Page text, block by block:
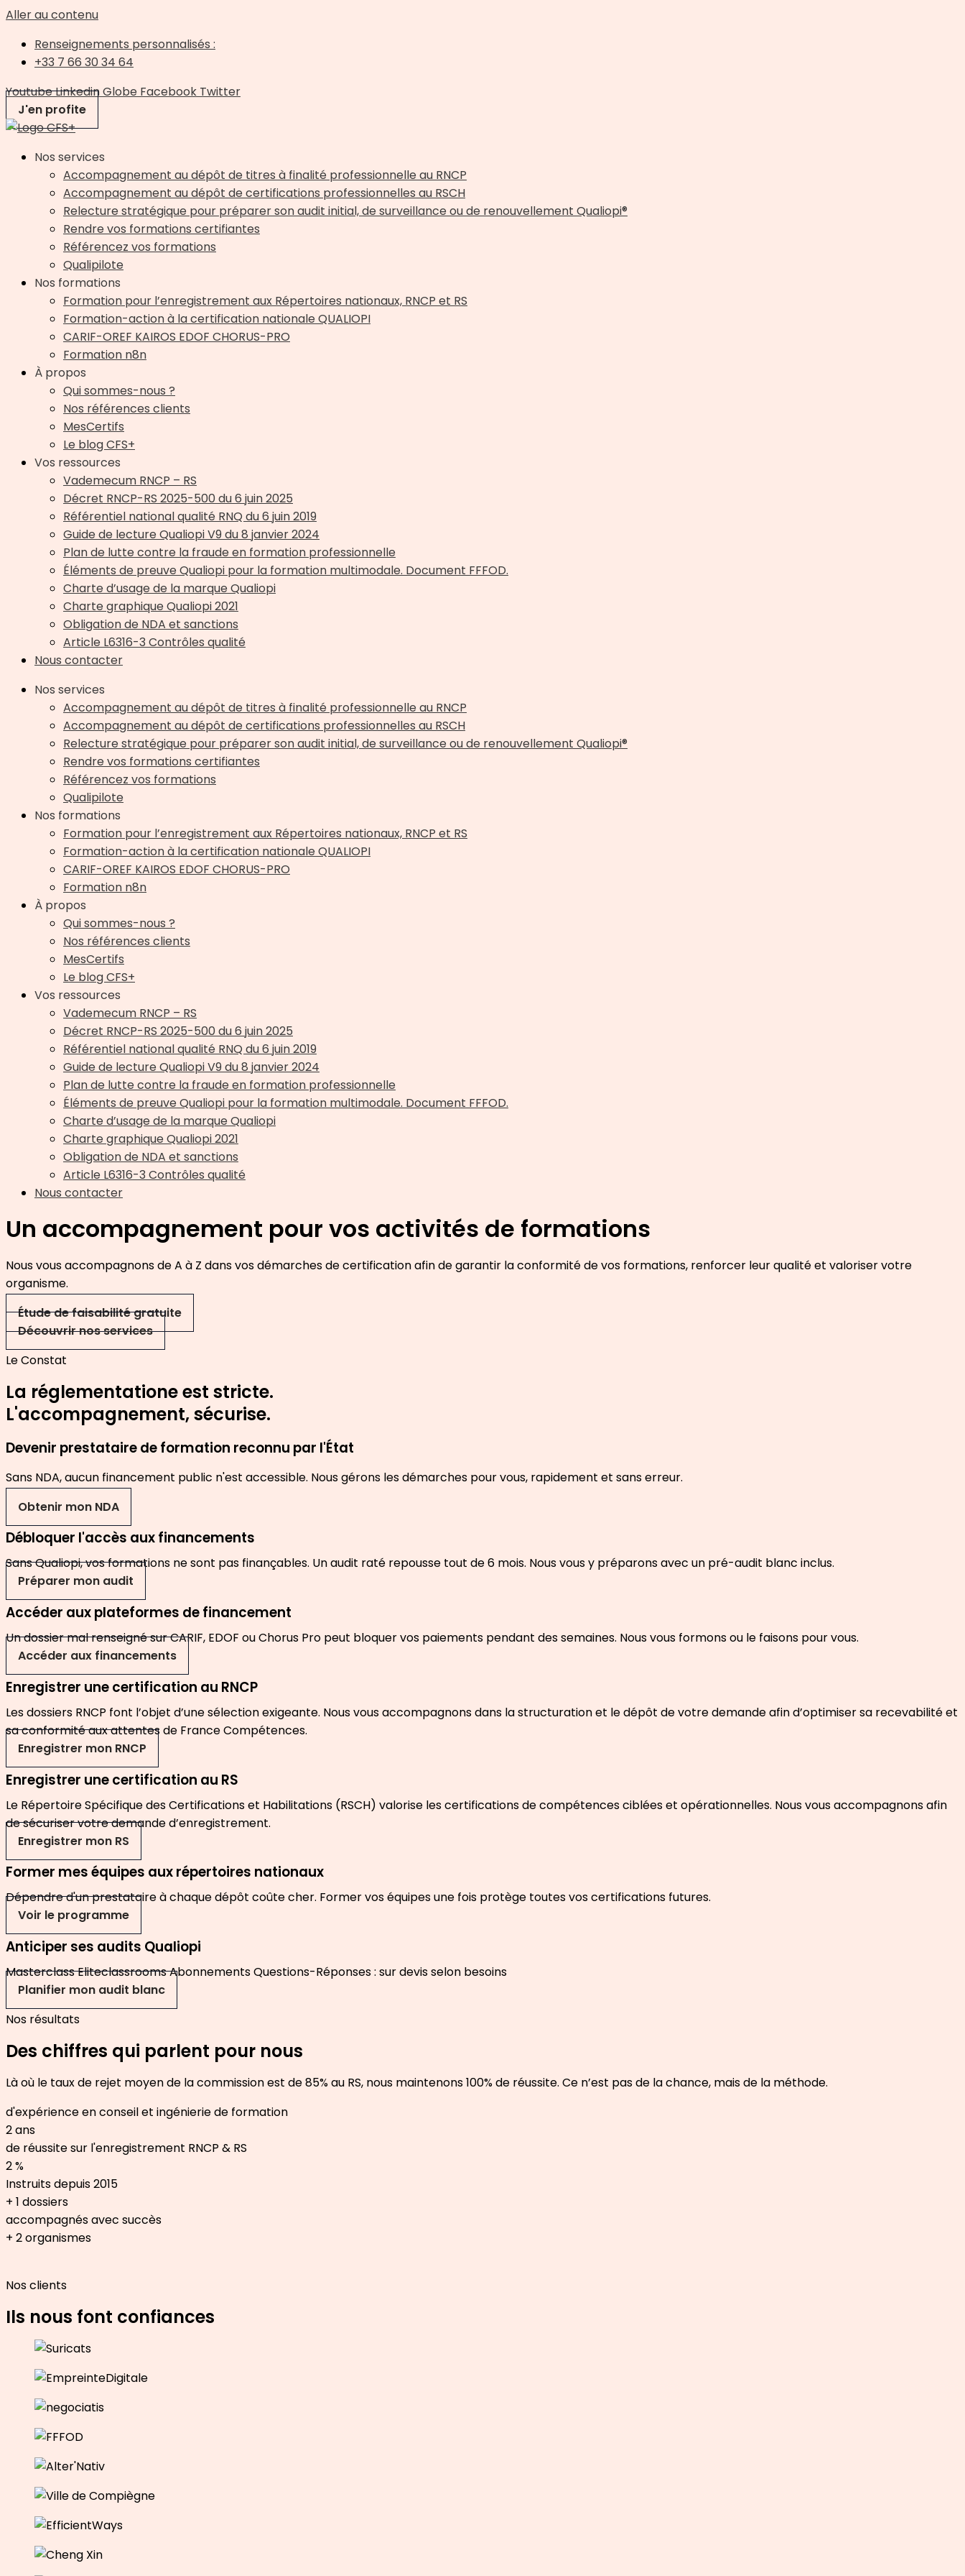
Aller au contenu
Renseignements personnalisés :
+33 7 66 30 34 64
YoutubeLinkedinGlobe Facebook Twitter
J'en profite
Nos services
Accompagnement au dépôt de titres à finalité professionnelle au RNCP
Accompagnement au dépôt de certifications professionnelles au RSCH
Relecture stratégique pour préparer son audit initial, de surveillance ou de renouvellement Qualiopi®
Rendre vos formations certifiantes
Référencez vos formations
Qualipilote
Nos formations
Formation pour l’enregistrement aux Répertoires nationaux, RNCP et RS
Formation-action à la certification nationale QUALIOPI
CARIF-OREF KAIROS EDOF CHORUS-PRO
Formation n8n
À propos
Qui sommes-nous ?
Nos références clients
MesCertifs
Le blog CFS+
Vos ressources
Vademecum RNCP – RS
Décret RNCP-RS 2025-500 du 6 juin 2025
Référentiel national qualité RNQ du 6 juin 2019
Guide de lecture Qualiopi V9 du 8 janvier 2024
Plan de lutte contre la fraude en formation professionnelle
Éléments de preuve Qualiopi pour la formation multimodale. Document FFFOD.
Charte d’usage de la marque Qualiopi
Charte graphique Qualiopi 2021
Obligation de NDA et sanctions
Article L6316-3 Contrôles qualité
Nous contacter
Nos services
Accompagnement au dépôt de titres à finalité professionnelle au RNCP
Accompagnement au dépôt de certifications professionnelles au RSCH
Relecture stratégique pour préparer son audit initial, de surveillance ou de renouvellement Qualiopi®
Rendre vos formations certifiantes
Référencez vos formations
Qualipilote
Nos formations
Formation pour l’enregistrement aux Répertoires nationaux, RNCP et RS
Formation-action à la certification nationale QUALIOPI
CARIF-OREF KAIROS EDOF CHORUS-PRO
Formation n8n
À propos
Qui sommes-nous ?
Nos références clients
MesCertifs
Le blog CFS+
Vos ressources
Vademecum RNCP – RS
Décret RNCP-RS 2025-500 du 6 juin 2025
Référentiel national qualité RNQ du 6 juin 2019
Guide de lecture Qualiopi V9 du 8 janvier 2024
Plan de lutte contre la fraude en formation professionnelle
Éléments de preuve Qualiopi pour la formation multimodale. Document FFFOD.
Charte d’usage de la marque Qualiopi
Charte graphique Qualiopi 2021
Obligation de NDA et sanctions
Article L6316-3 Contrôles qualité
Nous contacter
Un accompagnement pour vos activités de formations
Nous vous accompagnons de A à Z dans vos démarches de certification afin de garantir la conformité de vos formations, renforcer leur qualité et valoriser votre
organisme.
Étude de faisabilité gratuite
Découvrir nos services
Le Constat
La réglementatione est stricte.
L'accompagnement, sécurise.
Devenir prestataire de formation reconnu par l'État
Sans NDA, aucun financement public n'est accessible. Nous gérons les démarches pour vous, rapidement et sans erreur.
Obtenir mon NDA
Débloquer l'accès aux financements
Sans Qualiopi, vos formations ne sont pas finançables. Un audit raté repousse tout de 6 mois. Nous vous y préparons avec un pré-audit blanc inclus.
Préparer mon audit
Accéder aux plateformes de financement
Un dossier mal renseigné sur CARIF, EDOF ou Chorus Pro peut bloquer vos paiements pendant des semaines. Nous vous formons ou le faisons pour vous.
Accéder aux financements
Enregistrer une certification au RNCP
Les dossiers RNCP font l’objet d’une sélection exigeante. Nous vous accompagnons dans la structuration et le dépôt de votre demande afin d’optimiser sa recevabilité et
sa conformité aux attentes de France Compétences.
Enregistrer mon RNCP
Enregistrer une certification au RS
Le Répertoire Spécifique des Certifications et Habilitations (RSCH) valorise les certifications de compétences ciblées et opérationnelles. Nous vous accompagnons afin
de sécuriser votre demande d’enregistrement.
Enregistrer mon RS
Former mes équipes aux répertoires nationaux
Dépendre d'un prestataire à chaque dépôt coûte cher. Former vos équipes une fois protège toutes vos certifications futures.
Voir le programme
Anticiper ses audits Qualiopi
Masterclass Eliteclassrooms Abonnements Questions-Réponses : sur devis selon besoins
Planifier mon audit blanc
Nos résultats
Des chiffres qui parlent pour nous
Là où le taux de rejet moyen de la commission est de 85% au RS, nous maintenons 100% de réussite. Ce n’est pas de la chance, mais de la méthode.
d'expérience en conseil et ingénierie de formation
2ans
de réussite sur l'enregistrement RNCP & RS
2%
Instruits depuis 2015
+ 1 dossiers
accompagnés avec succès
+ 2organismes
Nos clients
Ils nous font confiances